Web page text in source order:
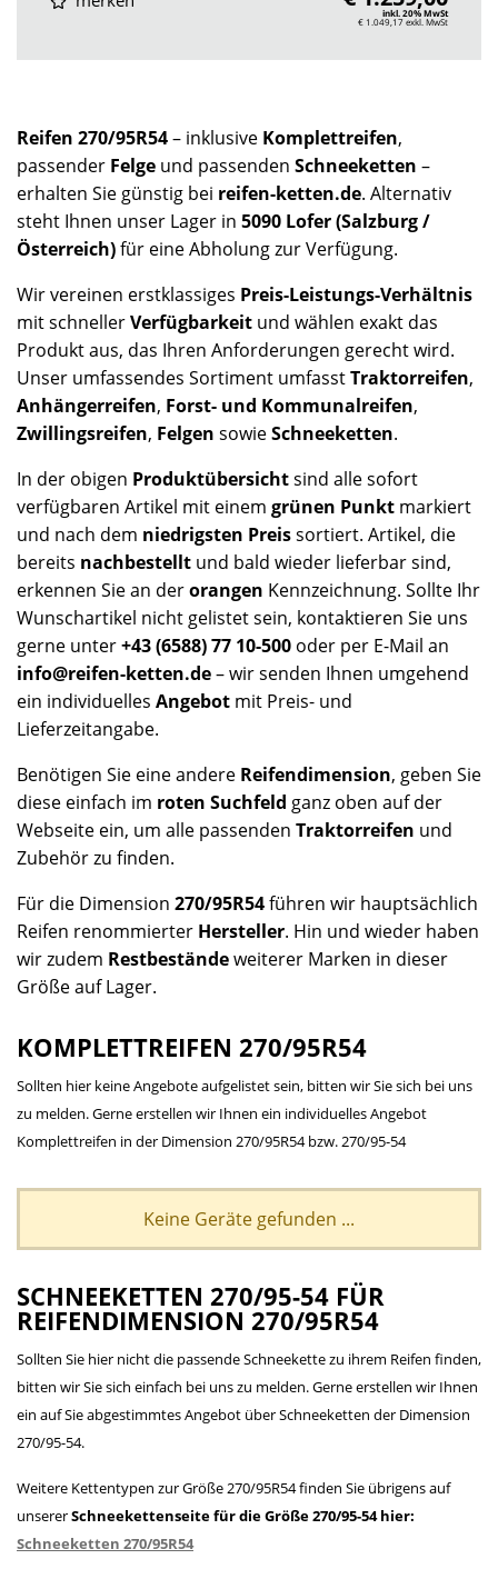
inkl. 20% MwSt
€ 1.049,17exkl. MwSt
Reifen 270/95R54– inklusive Komplettreifen,
passender Felge und passenden Schneeketten –
erhalten Sie günstig bei reifen-ketten.de. Alternativ
steht Ihnen unser Lager in 5090 Lofer (Salzburg /
Österreich)für eine Abholung zur Verfügung.
Wir vereinen erstklassiges Preis-Leistungs-Verhältnis
mit schnellerVerfügbarkeit und wählen exakt das
Produkt aus, das Ihren Anforderungen gerecht wird.
Unser umfassendes Sortiment umfasstTraktorreifen,
Anhängerreifen, Forst- und Kommunalreifen,
Zwillingsreifen, Felgen sowieSchneeketten.
In der obigen Produktübersichtsind alle sofort
verfügbaren Artikel mit einem grünen Punkt markiert
und nach dem niedrigsten Preissortiert. Artikel, die
bereits nachbestellt und bald wieder lieferbar sind,
erkennen Sie an derorangen Kennzeichnung. Sollte Ihr
Wunschartikel nicht gelistet sein, kontaktieren Sie uns
gerne unter+43 (6588) 77 10-500 oder per E-Mail an
info@reifen-ketten.de– wir senden Ihnen umgehend
ein individuelles Angebot mit Preis- und
Lieferzeitangabe.
Benötigen Sie eine andere Reifendimension, geben Sie
diese einfach im roten Suchfeld ganz oben auf der
Webseite ein, um alle passenden Traktorreifen und
Zubehör zu finden.
Für die Dimension 270/95R54führen wir hauptsächlich
Reifen renommierter Hersteller. Hin und wieder haben
wir zudem Restbeständeweiterer Marken in dieser
Größe auf Lager.
KOMPLETTREIFEN 270/95R54
Sollten hier keine Angebote aufgelistet sein, bitten wir Sie sich bei uns
zu melden. Gerne erstellen wir Ihnen ein individuelles Angebot
Komplettreifen in der Dimension 270/95R54 bzw. 270/95-54
Keine Geräte gefunden ...
SCHNEEKETTEN 270/95-54 FÜR
REIFENDIMENSION 270/95R54
Sollten Sie hier nicht die passende Schneekette zu ihrem Reifen finden,
bitten wir Sie sich einfach bei uns zu melden. Gerne erstellen wir Ihnen
ein auf Sie abgestimmtes Angebot über Schneeketten der Dimension
270/95-54.
Weitere Kettentypen zur Größe 270/95R54 finden Sie übrigens auf
unsererSchneekettenseite für die Größe 270/95-54 hier:
Schneeketten 270/95R54